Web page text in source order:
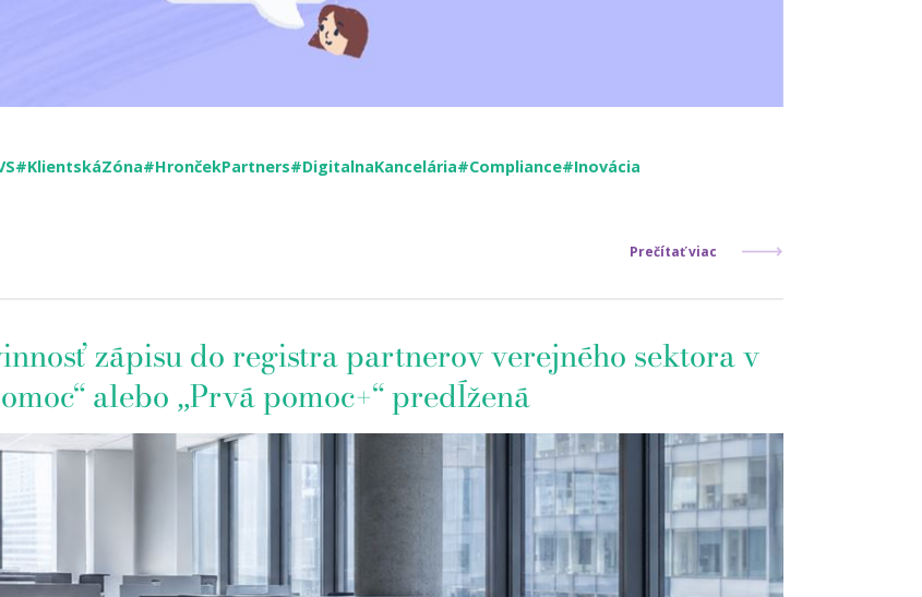
#KlientskáZóna#HrončekPartners#DigitalnaKancelária#Compliance#Inovácia
Prečítať viac
zápisu do registra partnerov verejného sektora v
alebo „Prvá pomoc+“ predĺžená